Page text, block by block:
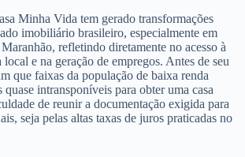
Minha Vida tem gerado transformações
imobiliário brasileiro, especialmente em
refletindo diretamente no acesso à
e na geração de empregos. Antes de seu
que faixas da população de baixa renda
quase intransponíveis para obter uma casa
de reunir a documentação exigida para
seja pelas altas taxas de juros praticadas no